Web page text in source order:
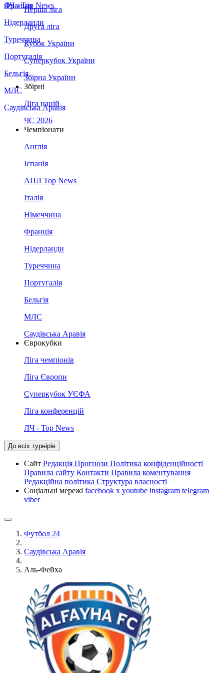
Франція
Нідерланди
Туреччина
Португалія
Бельгія
МЛС
Саудівська Аравія
ЛЧ - Top News
Перша ліга
Друга ліга
Кубок України
Суперкубок України
Збірна України
Збірні
Ліга націй
ЧС 2026
Чемпіонати
Англія
Іспанія
АПЛ Top News
Італія
Німеччина
Франція
Нідерланди
Туреччина
Португалія
Бельгія
МЛС
Саудівська Аравія
Єврокубки
Ліга чемпіонів
Ліга Європи
Суперкубок УЄФА
Ліга конференцій
ЛЧ - Top News
До всіх турнірів
Сайт Редакція Прогнози Політика конфіденційності
Правила сайту Контакти Правила коментування
Редакційна політика Структура власності
Соціальні мережі facebook x youtube instagram telegram
viber
Футбол 24
Саудівська Аравія
Аль-Фейха